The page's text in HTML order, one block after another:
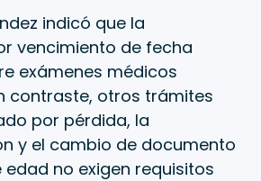
indicó que la
vencimiento de fecha
exámenes médicos
contraste, otros trámites
por pérdida, la
y el cambio de documento
no exigen requisitos